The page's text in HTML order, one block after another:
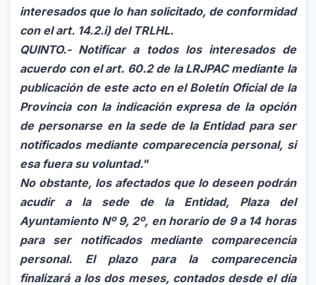
interesados que lo han solicitado, de conformidad
con el art. 14.2.i) del TRLHL.
QUINTO.- Notificar a todos los interesados de
acuerdo con el art. 60.2 de la LRJPAC mediante la
publicación de este acto en el Boletín Oficial de la
Provincia con la indicación expresa de la opción
de personarse en la sede de la Entidad para ser
notificados mediante comparecencia personal, si
esa fuera su voluntad."
No obstante, los afectados que lo deseen podrán
acudir a la sede de la Entidad, Plaza del
Ayuntamiento Nº 9, 2º, en horario de 9 a 14 horas
para ser notificados mediante comparecencia
personal. El plazo para la comparecencia
finalizará a los dos meses, contados desde el día